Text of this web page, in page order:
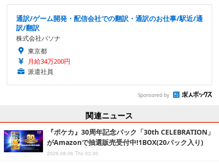
通訳/ゲーム開発・配信会社での翻訳・通訳のお仕事/駅近/通
訳/翻訳
株式会社パソナ
東京都
月給34万200円
派遣社員
Sponsored by
関連ニュース
『ポケカ』30周年記念パック「30th CELEBRATION」
がAmazonで抽選販売受付中!1BOX(20パック入り)
2026.08.06 Thu 03:30